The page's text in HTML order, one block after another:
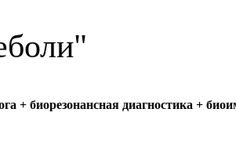
+ биорезонансная диагностика +